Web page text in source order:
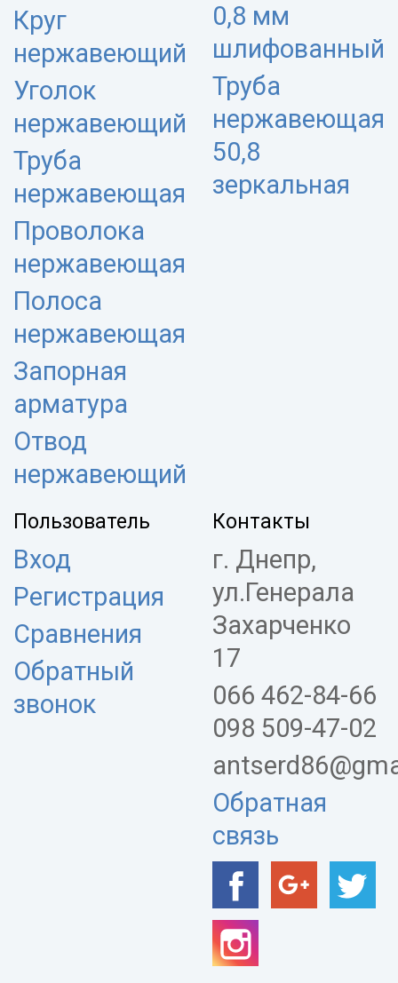
Круг
нержавеющий
Уголок
нержавеющий
Труба
нержавеющая
Проволока
нержавеющая
Полоса
нержавеющая
Запорная
арматура
Отвод
нержавеющий
0,8 мм
шлифованный
Труба
нержавеющая
50,8
зеркальная
Пользователь
Вход
Регистрация
Сравнения
Обратный
звонок
Контакты
г. Днепр,
ул.Генерала
Захарченко
17
066 462-84-66
098 509-47-02
Обратная
связь